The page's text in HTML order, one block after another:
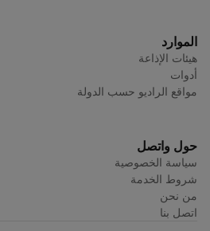
الموارد
هيئات الإذاعة
أدوات
مواقع الراديو حسب الدولة
حول واتصل
سياسة الخصوصية
شروط الخدمة
من نحن
اتصل بنا